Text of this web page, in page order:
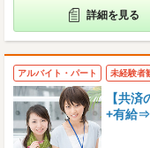
詳細を見る
アルバイト・パート 未経験者
【共
+有給⇒